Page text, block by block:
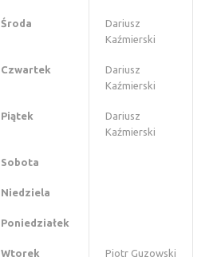
Środa
Dariusz
Kaźmierski
Czwartek
Dariusz
Kaźmierski
Piątek
Dariusz
Kaźmierski
Sobota
Niedziela
Poniedziałek
Wtorek Piotr Guzowski